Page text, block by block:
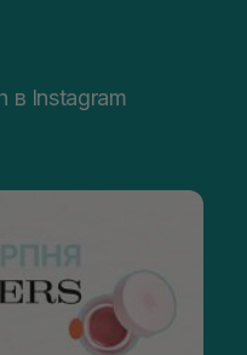
в Instagram